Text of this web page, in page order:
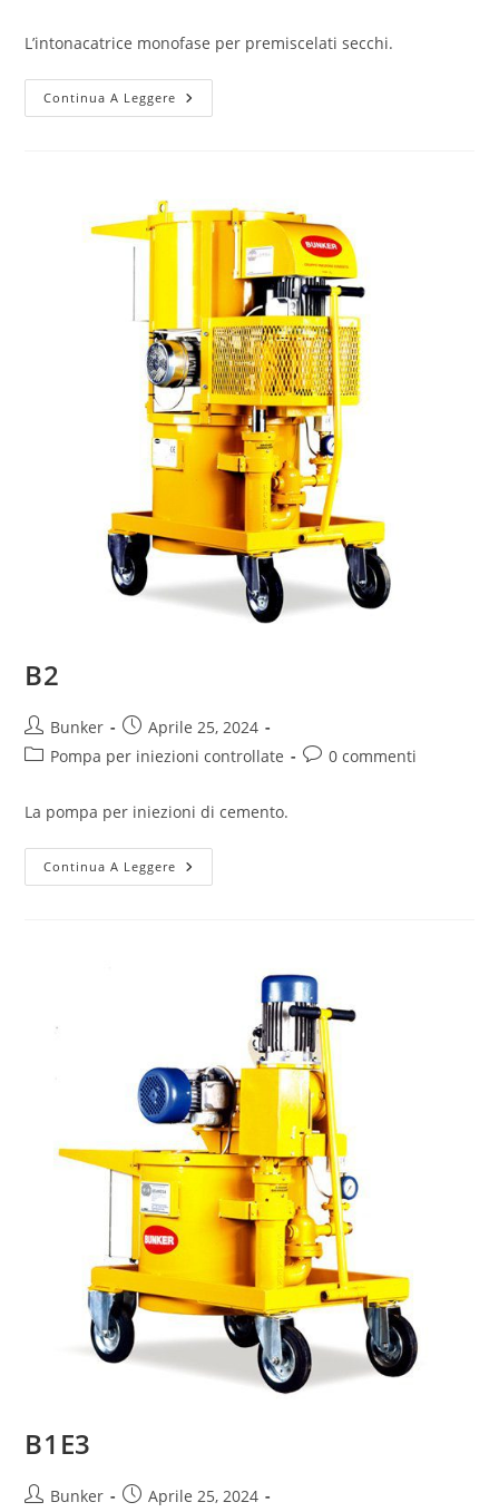
L’intonacatrice monofase per premiscelati secchi.
Continua A Leggere
B2
Bunker
Aprile 25, 2024
Pompa per iniezioni controllate
0 commenti
La pompa per iniezioni di cemento.
Continua A Leggere
B1E3
Bunker
Aprile 25, 2024